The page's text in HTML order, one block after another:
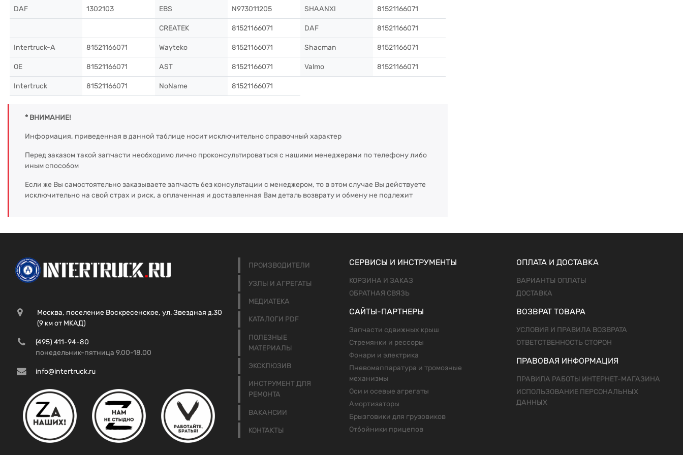
DAF 1302103 EBS N973011205 SHAANXI 81521166071
CREATEK 81521166071 DAF 81521166071
Intertruck-A 81521166071 Wayteko 81521166071 Shacman 81521166071
OE 81521166071 AST 81521166071 Valmo 81521166071
Intertruck 81521166071 NoName 81521166071
* ВНИМАНИЕ!
Информация, приведенная в данной таблице носит исключительно справочный характер
Перед заказом такой запчасти необходимо лично проконсультироваться с нашими менеджерами по телефону либо
иным способом
Если же Вы самостоятельно заказываете запчасть без консультации с менеджером, то в этом случае Вы действуете
исключительно на свой страх и риск, а оплаченная и доставленная Вам деталь возврату и обмену не подлежит
Москва, поселение Воскресенское, ул. Звездная д.30
(9 км от МКАД)
(495) 411-94-80
понедельник-пятница 9.00-18.00
info@intertruck.ru
ПРОИЗВОДИТЕЛИ
УЗЛЫ И АГРЕГАТЫ
МЕДИАТЕКА
КАТАЛОГИ PDF
ПОЛЕЗНЫЕ
МАТЕРИАЛЫ
ЭКСКЛЮЗИВ
ИНСТРУМЕНТ ДЛЯ
РЕМОНТА
ВАКАНСИИ
КОНТАКТЫ
СЕРВИСЫ И ИНСТРУМЕНТЫ
КОРЗИНА И ЗАКАЗ
ОБРАТНАЯ СВЯЗЬ
САЙТЫ-ПАРТНЕРЫ
Запчасти сдвижных крыш
Стремянки и рессоры
Фонари и электрика
Пневомаппаратура и тромозные
механизмы
Оси и осевые агрегаты
Амортизаторы
Брызговики для грузовиков
Отбойники прицепов
ОПЛАТА И ДОСТАВКА
ВАРИАНТЫ ОПЛАТЫ
ДОСТАВКА
ВОЗВРАТ ТОВАРА
УСЛОВИЯ И ПРАВИЛА ВОЗВРАТА
ОТВЕТСТВЕННОСТЬ СТОРОН
ПРАВОВАЯ ИНФОРМАЦИЯ
ПРАВИЛА РАБОТЫ ИНТЕРНЕТ-МАГАЗИНА
ИСПОЛЬЗОВАНИЕ ПЕРСОНАЛЬНЫХ
ДАННЫХ